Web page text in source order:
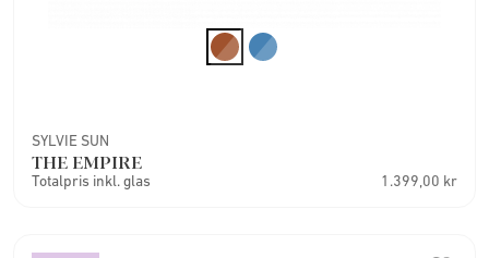
SYLVIE SUN
THE EMPIRE
Totalpris inkl. glas 1.399,00 kr